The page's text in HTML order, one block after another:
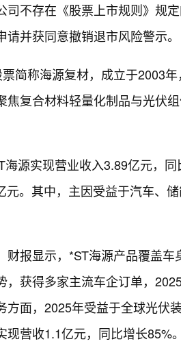
司不存在《股票上市规则》规
并获同意撤销退市风险警示。
简称海源复材，成立于2003
焦复合材料轻量化制品与光伏
海源实现营业收入3.89亿元，
元。其中，主因受益于汽车、
财报显示，*ST海源产品覆盖
，获得多家主流车企订单，
方面，2025年受益于全球光伏
现营收1.1亿元，同比增长85%